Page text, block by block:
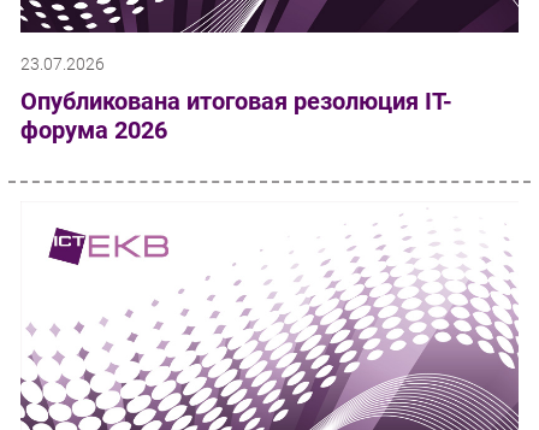
23.07.2026
Опубликована итоговая резолюция IT-
форума 2026